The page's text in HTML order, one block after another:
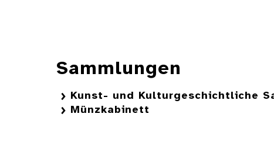
Sammlungen
Kunst- und Kulturgeschichtliche
Münzkabinett